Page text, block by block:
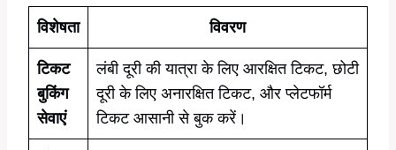
विशेषता विवरण
टिकट
बुकिंग
सेवाएं
लंबी दूरी की यात्रा के लिए आरक्षित टिकट, छोटी
दूरी के लिए अनारक्षित टिकट, और प्लेटफॉर्म
टिकट आसानी से बुक करें।